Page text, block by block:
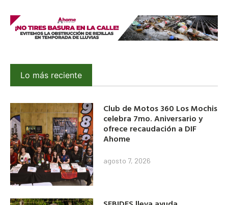
Lo más reciente
Club de Motos 360 Los Mochis
celebra 7mo. Aniversario y
ofrece recaudación a DIF
Ahome
agosto 7, 2026